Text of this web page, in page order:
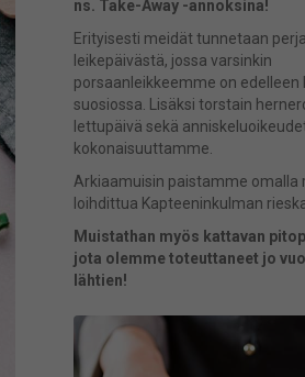
ns. Take-Away -annoksina!
Erityisesti meidät tunnetaan
leikepäivästä, jossa varsinkin
porsaanleikkeemme on edelleen
suosiossa. Lisäksi torstain
lettupäivä sekä
kokonaisuuttamme.
Arkiaamuisin paistamme omalla
loihdittua Kapteeninkulman
Muistathan myös kattavan
jota olemme toteuttaneet jo
lähtien!